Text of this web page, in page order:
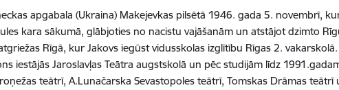
apgabala (Ukraina) Makejevkas pilsētā 1946. gada 5. novembrī,
kara sākumā, glābjoties no nacistu vajāšanām un atstājot dzimto
Rīgā, kur Jakovs iegūst vidusskolas izglītību Rīgas 2.
iestājās Jaroslavļas Teātra augstskolā un pēc studijām līdz
teātrī, A.Lunačarska Sevastopoles teātrī, Tomskas Drāmas teātrī